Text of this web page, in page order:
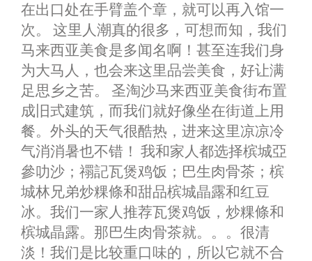
在出口处在手臂盖个章，就可以再入馆一
次。 这里人潮真的很多，可想而知，我们
马来西亚美食是多闻名啊！甚至连我们身
为大马人，也会来这里品尝美食，好让满
足思乡之苦。 圣淘沙马来西亚美食街布置
成旧式建筑，而我们就好像坐在街道上用
餐。外头的天气很酷热，进来这里凉凉冷
气消消暑也不错！ 我和家人都选择槟城亞
參叻沙；禤記瓦煲鸡饭；巴生肉骨茶；槟
城林兄弟炒粿條和甜品槟城晶露和红豆
冰。我们一家人推荐瓦煲鸡饭，炒粿條和
槟城晶露。那巴生肉骨茶就。。。很清
淡！我们是比较重口味的，所以它就不合